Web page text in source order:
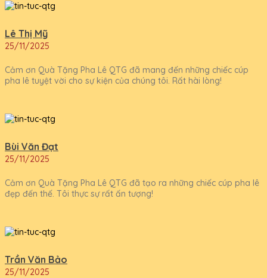
Lê Thị Mỹ
25/11/2025
Cảm ơn Quà Tặng Pha Lê QTG đã mang đến những chiếc cúp
pha lê tuyệt vời cho sự kiện của chúng tôi. Rất hài lòng!
Bùi Văn Đạt
25/11/2025
Cảm ơn Quà Tặng Pha Lê QTG đã tạo ra những chiếc cúp pha lê
đẹp đến thế. Tôi thực sự rất ấn tượng!
Trần Văn Bảo
25/11/2025